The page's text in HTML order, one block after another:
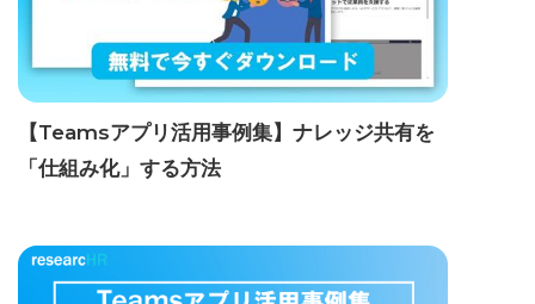
【Teamsアプリ活用事例集】ナレッジ共有を
「仕組み化」する方法